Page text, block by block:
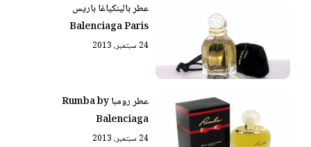
عطر بالينكياغا باريس
Balenciaga Paris
24 سبتمبر، 2013
عطر رومبا Rumba by
Balenciaga
24 سبتمبر، 2013